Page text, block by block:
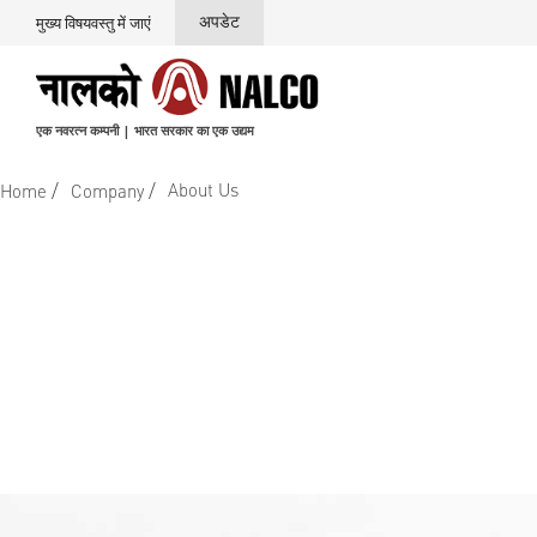
मुख्य विषयवस्तु में जाएं अपडेट
एक नवरत्न कम्पनी | भारत सरकार का एक उद्यम
Home / Company / About Us